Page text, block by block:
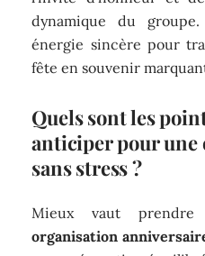
dynamique du
énergie sincère pour
fête en souvenir
Quels sont les
anticiper pour une
sans stress ?
Mieux vaut prendre
organisation